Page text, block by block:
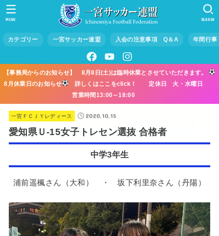
カテゴリー 一宮サッカー連盟 入会の注意事項 Q＆A 年間行事
SEARCH
MENU
【事務局からのお知らせ】 8月8日(土)は臨時休業とさせていただきます。
8月休業日のお知らせ
詳しくはここをclick！ 定休日 火・水曜日
営業時間13:00～18:00
一宮ＦＣＪＹレディース 2020.10.15
愛知県Ｕ-15女子トレセン選抜 合格者
中学3年生
浦前遥楓さん（大和） ・ 坂下利里奈さん（丹陽）